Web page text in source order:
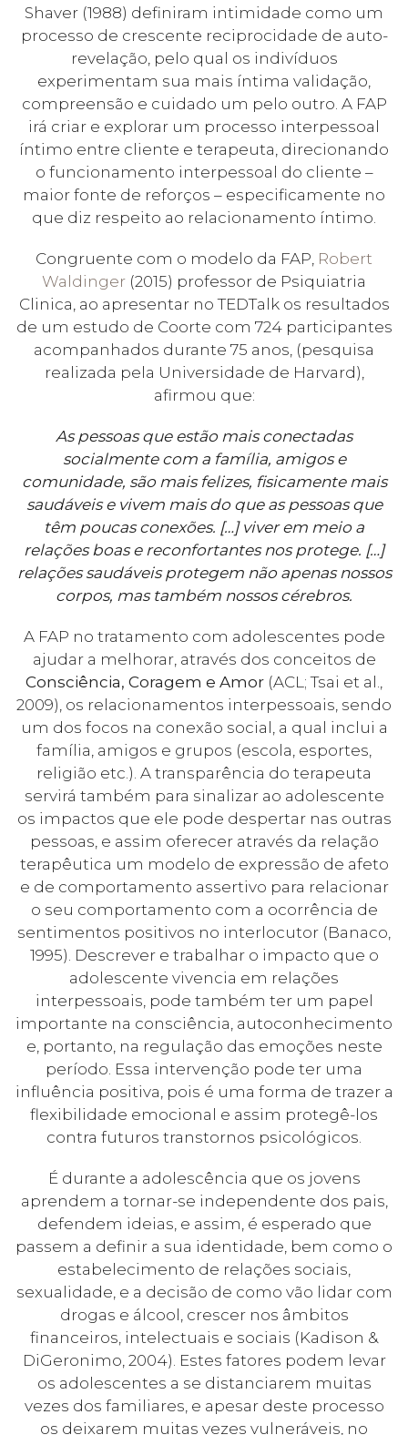
Shaver (1988) definiram intimidade como um
processo de crescente reciprocidade de auto-
revelação, pelo qual os indivíduos
experimentam sua mais íntima validação,
compreensão e cuidado um pelo outro. A FAP
irá criar e explorar um processo interpessoal
íntimo entre cliente e terapeuta, direcionando
o funcionamento interpessoal do cliente –
maior fonte de reforços – especificamente no
que diz respeito ao relacionamento íntimo.
Congruente com o modelo da FAP, Robert
Waldinger (2015) professor de Psiquiatria
Clinica, ao apresentar no TEDTalk os resultados
de um estudo de Coorte com 724 participantes
acompanhados durante 75 anos, (pesquisa
realizada pela Universidade de Harvard),
afirmou que:
As pessoas que estão mais conectadas
socialmente com a família, amigos e
comunidade, são mais felizes, fisicamente mais
saudáveis e vivem mais do que as pessoas que
têm poucas conexões. […] viver em meio a
relações boas e reconfortantes nos protege. […]
relações saudáveis protegem não apenas nossos
corpos, mas também nossos cérebros.
A FAP no tratamento com adolescentes pode
ajudar a melhorar, através dos conceitos de
Consciência, Coragem e Amor (ACL; Tsai et al.,
2009), os relacionamentos interpessoais, sendo
um dos focos na conexão social, a qual inclui a
família, amigos e grupos (escola, esportes,
religião etc.). A transparência do terapeuta
servirá também para sinalizar ao adolescente
os impactos que ele pode despertar nas outras
pessoas, e assim oferecer através da relação
terapêutica um modelo de expressão de afeto
e de comportamento assertivo para relacionar
o seu comportamento com a ocorrência de
sentimentos positivos no interlocutor (Banaco,
1995). Descrever e trabalhar o impacto que o
adolescente vivencia em relações
interpessoais, pode também ter um papel
importante na consciência, autoconhecimento
e, portanto, na regulação das emoções neste
período. Essa intervenção pode ter uma
influência positiva, pois é uma forma de trazer a
flexibilidade emocional e assim protegê-los
contra futuros transtornos psicológicos.
É durante a adolescência que os jovens
aprendem a tornar-se independente dos pais,
defendem ideias, e assim, é esperado que
passem a definir a sua identidade, bem como o
estabelecimento de relações sociais,
sexualidade, e a decisão de como vão lidar com
drogas e álcool, crescer nos âmbitos
financeiros, intelectuais e sociais (Kadison &
DiGeronimo, 2004). Estes fatores podem levar
os adolescentes a se distanciarem muitas
vezes dos familiares, e apesar deste processo
os deixarem muitas vezes vulneráveis, no